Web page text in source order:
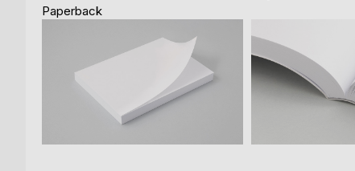
Paperback